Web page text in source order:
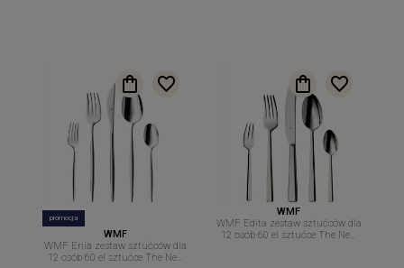
promocja
WMF
WMF Enia zestaw sztućców dla
12 osób 60 el sztućce The New
WMF
WMF Edita zestaw sztućców dla
12 osób 60 el sztućce The New